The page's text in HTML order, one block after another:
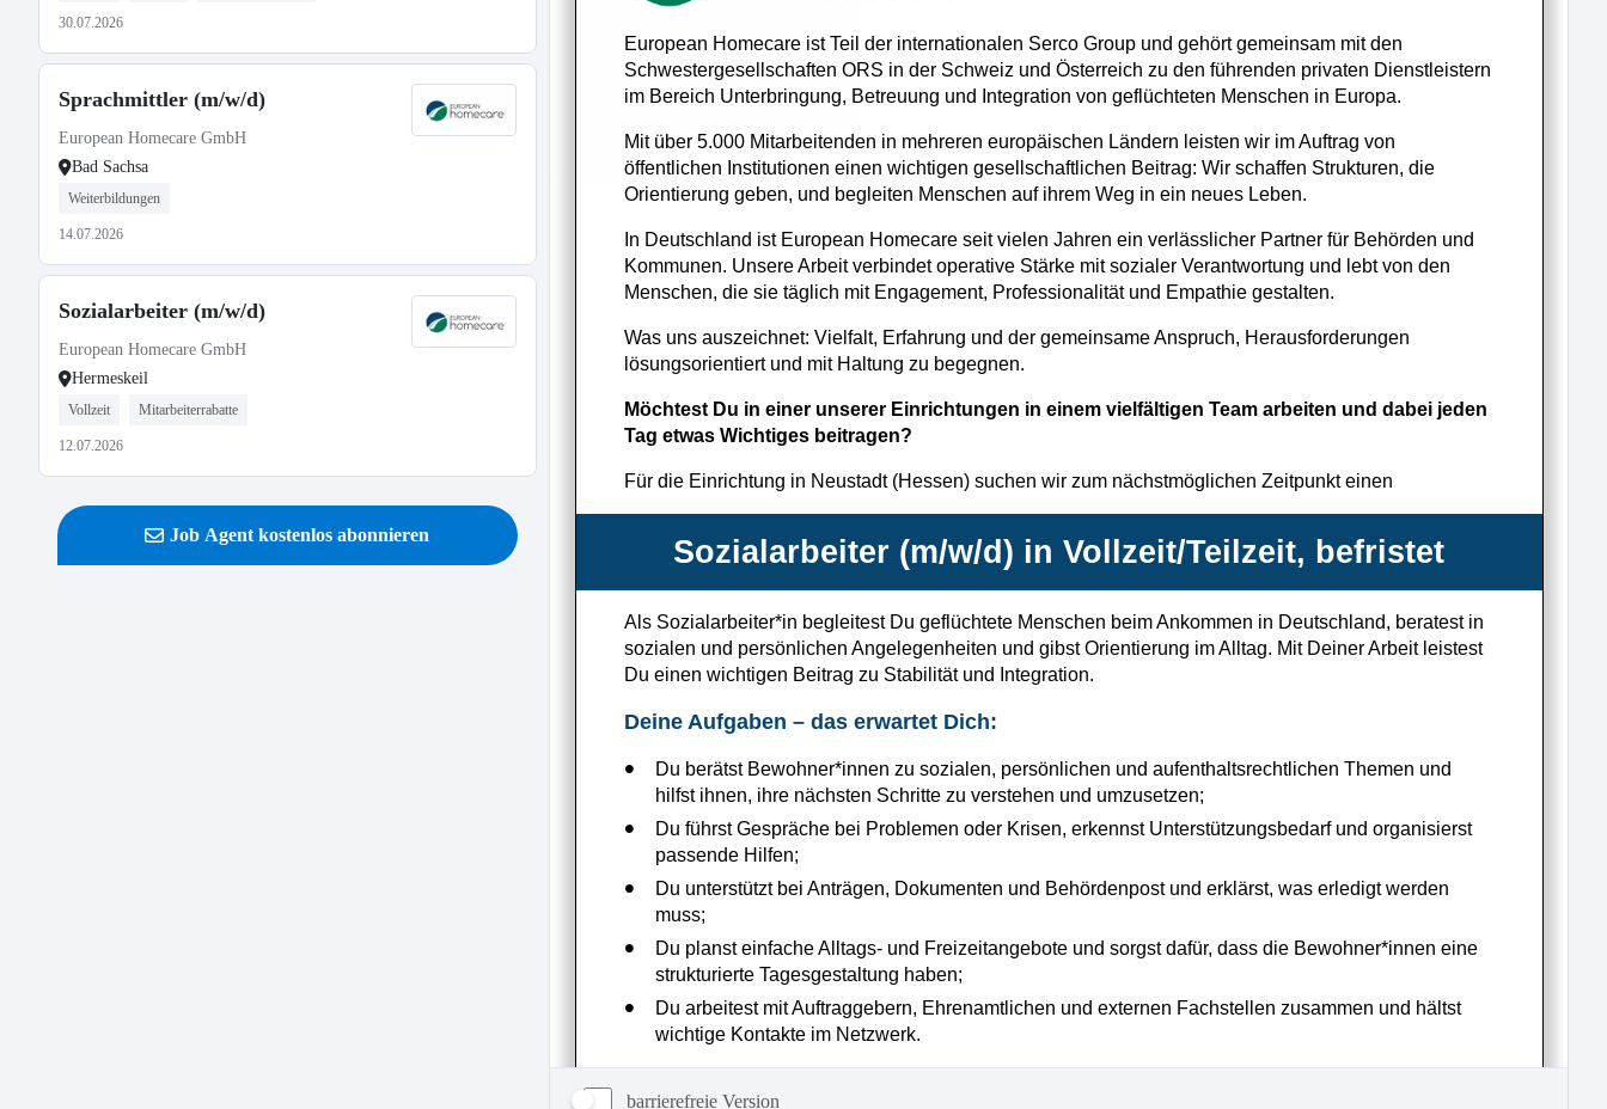
30.07.2026
Sprachmittler (m/w/d)
European Homecare GmbH
Bad Sachsa
Weiterbildungen
14.07.2026
Sozialarbeiter (m/w/d)
European Homecare GmbH
Hermeskeil
Vollzeit Mitarbeiterrabatte
12.07.2026
Job Agent kostenlos abonnieren
barrierefreie Version